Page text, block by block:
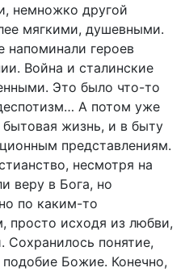
немножко другой
мягкими, душевными.
напоминали героев
Война и сталинские
Это было что-то
А потом уже
жизнь, и в быту
представлениям.
несмотря на
веру в Бога, но
по каким-то
просто исходя из любви,
Сохранилось понятие,
подобие Божие. Конечно,